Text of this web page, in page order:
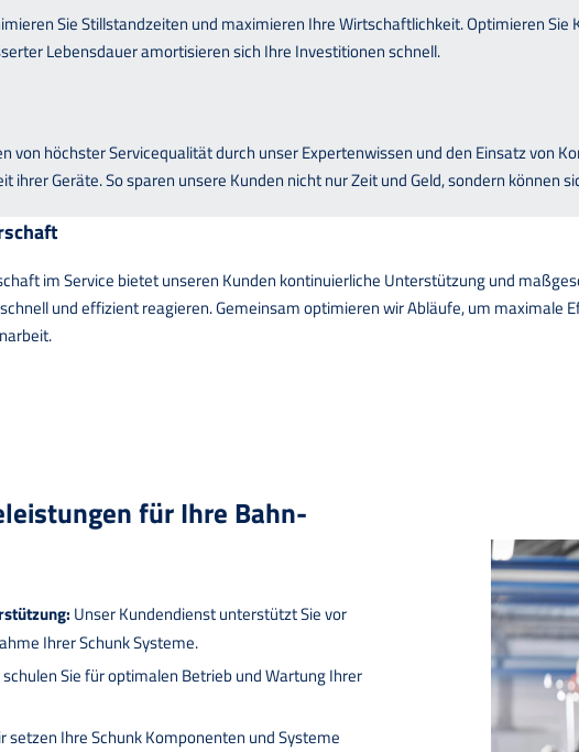
Sie Stillstandzeiten und maximieren Ihre Wirtschaftlichkeit. Optimieren
Lebensdauer amortisieren sich Ihre Investitionen schnell.
von höchster Servicequalität durch unser Expertenwissen und den Einsatz von
ihrer Geräte. So sparen unsere Kunden nicht nur Zeit und Geld, sondern können
im Service bietet unseren Kunden kontinuierliche Unterstützung und
und effizient reagieren. Gemeinsam optimieren wir Abläufe, um maximale
für Ihre Bahn-
Unser Kundendienst unterstützt Sie vor
Ihrer Schunk Systeme.
Sie für optimalen Betrieb und Wartung Ihrer
setzen Ihre Schunk Komponenten und Systeme